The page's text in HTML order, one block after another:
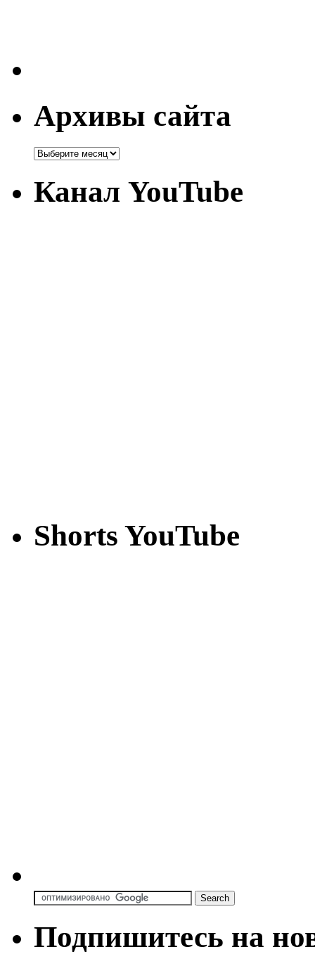
Архивы сайта
Канал YouTube
Shorts YouTube
Подпишитесь на